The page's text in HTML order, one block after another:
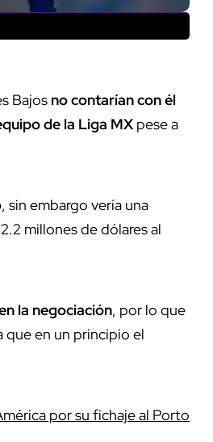
Bajos no contarían con él
de la Liga MX pese a
, sin embargo vería una
millones de dólares al
la negociación, por lo que
que en un principio el
por su fichaje al Porto